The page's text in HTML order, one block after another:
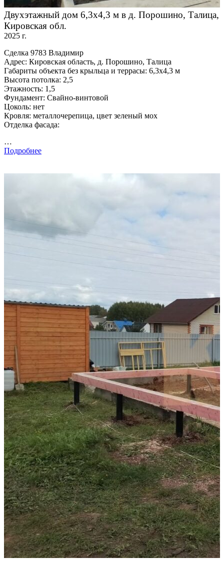
Двухэтажный дом 6,3х4,3 м в д. Порошино, Талица,
Кировская обл.
2025 г.
Сделка 9783 Владимир
Адрес: Кировская область, д. Порошино, Талица
Габариты объекта без крыльца и террасы: 6,3х4,3 м
Высота потолка: 2,5
Этажность: 1,5
Фундамент: Свайно-винтовой
Цоколь: нет
Кровля: металлочерепица, цвет зеленый мох
Отделка фасада:
…
Подробнее